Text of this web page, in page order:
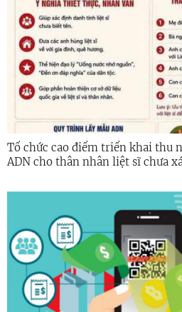
Tổ chức cao điểm triển khai thu
ADN cho thân nhân liệt sĩ chưa